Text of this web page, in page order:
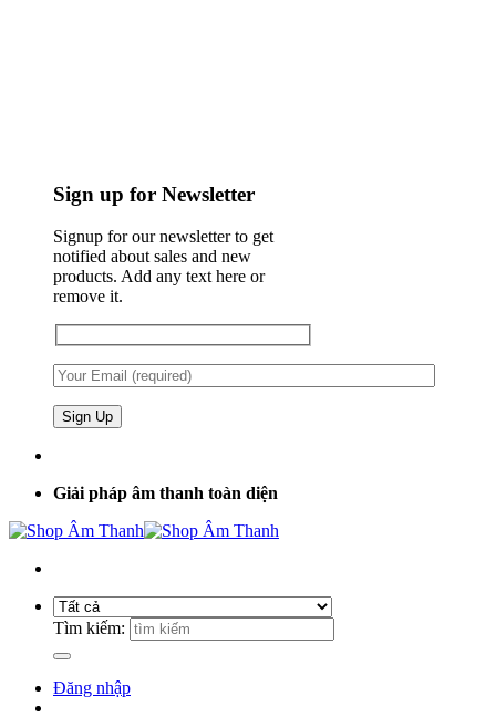
Sign up for Newsletter
Signup for our newsletter to get
notified about sales and new
products. Add any text here or
remove it.
Giải pháp âm thanh toàn diện
Tìm kiếm:
Đăng nhập